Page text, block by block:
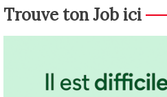
Trouve ton Job ici